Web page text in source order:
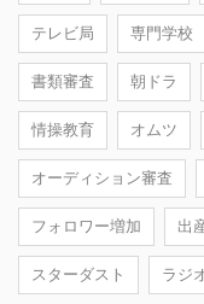
テレビ局 専門学校
書類審査 朝ドラ
情操教育 オムツ
オーディション審査
フォロワー増加 出
スターダスト ラジ